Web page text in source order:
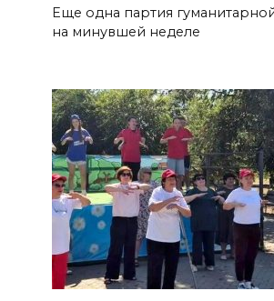
Еще одна партия
на минувшей неделе